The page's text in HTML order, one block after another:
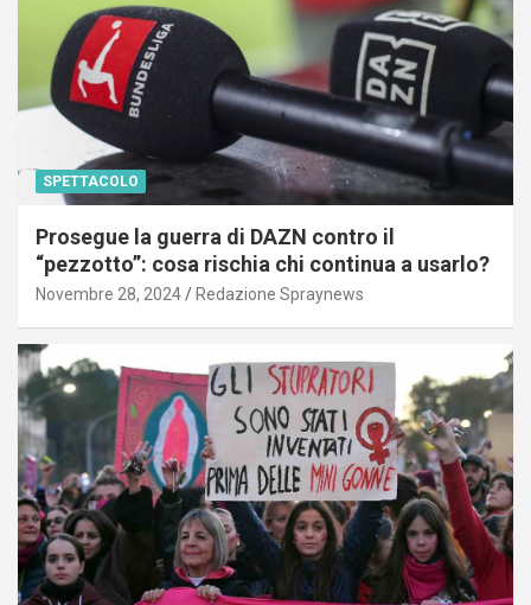
SPETTACOLO
Prosegue la guerra di DAZN contro il
“pezzotto”: cosa rischia chi continua a usarlo?
Novembre 28, 2024 Redazione Spraynews